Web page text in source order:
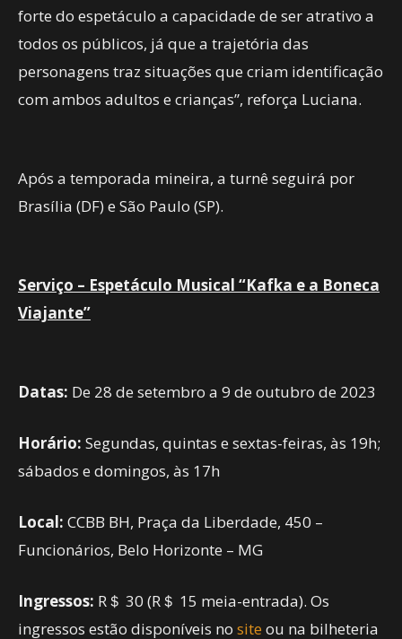
forte do espetáculo a capacidade de ser atrativo a
todos os públicos, já que a trajetória das
personagens traz situações que criam identificação
com ambos adultos e crianças”, reforça Luciana.
Após a temporada mineira, a turnê seguirá por
Brasília (DF) e São Paulo (SP).
Serviço – Espetáculo Musical “Kafka e a Boneca
Viajante”
Datas: De 28 de setembro a 9 de outubro de 2023
Horário: Segundas, quintas e sextas-feiras, às 19h;
sábados e domingos, às 17h
Local: CCBB BH, Praça da Liberdade, 450 –
Funcionários, Belo Horizonte – MG
Ingressos: R＄ 30 (R＄ 15 meia-entrada). Os
ingressos estão disponíveis no site ou na bilheteria